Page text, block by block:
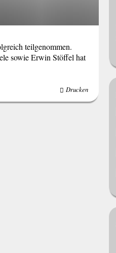
teilgenommen.
sowie Erwin Stöffel hat
Drucken